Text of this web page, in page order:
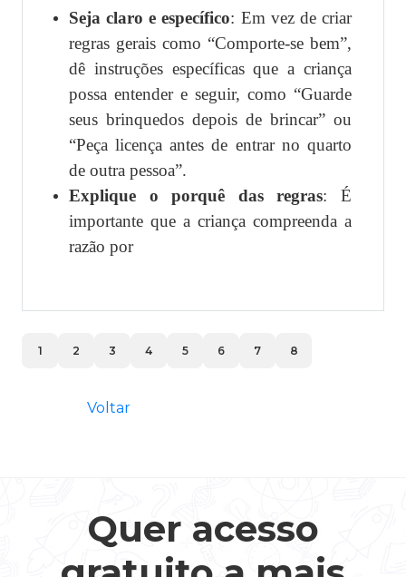
Seja claro e específico: Em vez de criar
regras gerais como “Comporte-se bem”,
dê instruções específicas que a criança
possa entender e seguir, como “Guarde
seus brinquedos depois de brincar” ou
“Peça licença antes de entrar no quarto
de outra pessoa”.
Explique o porquê das regras: É
importante que a criança compreenda a
razão por
1 2 3 4 5 6 7 8
Voltar
Quer acesso